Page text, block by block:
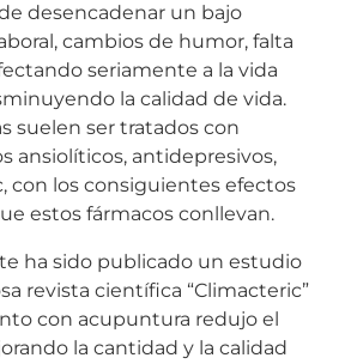
desencadenar un bajo
cambios de humor, falta
seriamente a la vida
la calidad de vida.
suelen ser tratados con
ansiolíticos, antidepresivos,
con los consiguientes efectos
estos fármacos conllevan.
ha sido publicado un estudio
revista científica “Climacteric”
con acupuntura redujo el
la cantidad y la calidad